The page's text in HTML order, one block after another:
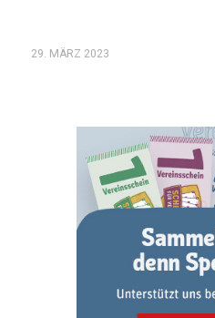
29. MÄRZ 2023